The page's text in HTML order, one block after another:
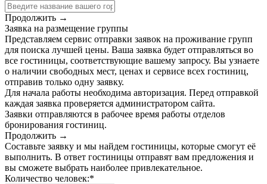
Продолжить →
Заявка на размещение группы
Представляем сервис отправки заявок на проживание групп
для поиска лучшей цены. Ваша заявка будет отправляться во
все гостиницы, соответствующие вашему запросу. Вы узнаете
о наличии свободных мест, ценах и сервисе всех гостиниц,
отправив только одну заявку.
Для начала работы необходима авторизация. Перед отправкой
каждая заявка проверяется администратором сайта.
Заявки отправляются в рабочее время работы отделов
бронирования гостиниц.
Продолжить →
Составьте заявку и мы найдем гостиницы, которые смогут её
выполнить. В ответ гостиницы отправят вам предложения и
вы сможете выбрать наиболее привлекательное.
Количество человек:*